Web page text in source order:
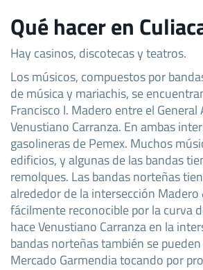
Qué hacer en
Hay casinos, discotecas y teatros.
Los músicos, compuestos por
de música y mariachis, se
Francisco I. Madero entre el
Venustiano Carranza. En ambas
gasolineras de Pemex. Muchos
edificios, y algunas de las bandas
remolques. Las bandas norteñas
alrededor de la intersección Madero
fácilmente reconocible por la curva
hace Venustiano Carranza en la
bandas norteñas también se
Mercado Garmendia tocando por